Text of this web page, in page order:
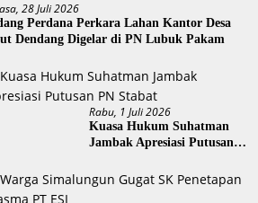
28 Juli 2026
Perdana Perkara Lahan Kantor Desa
Dendang Digelar di PN Lubuk Pakam
Rabu, 1 Juli 2026
Kuasa Hukum Suhatman
Jambak Apresiasi Putusan